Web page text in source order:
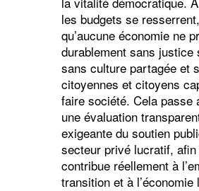
les budgets se
qu’aucune économie ne
durablement sans justice
sans culture partagée et
citoyennes et citoyens
faire société. Cela passe
une évaluation
exigeante du soutien
secteur privé lucratif, afin
contribue réellement à
transition et à l’économie